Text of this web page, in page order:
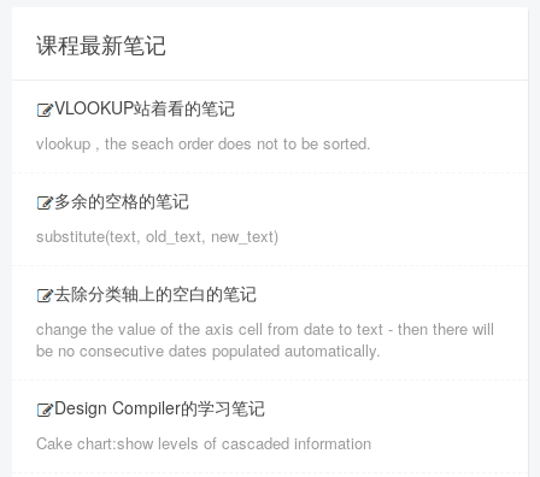
课程最新笔记
VLOOKUP站着看的笔记
vlookup , the seach order does not to be sorted.
多余的空格的笔记
substitute(text, old_text, new_text)
去除分类轴上的空白的笔记
change the value of the axis cell from date to text - then there will
be no consecutive dates populated automatically.
Design Compiler的学习笔记
Cake chart:show levels of cascaded information